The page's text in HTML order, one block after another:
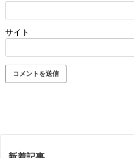
サイト